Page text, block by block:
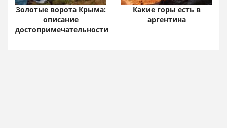
Золотые ворота Крыма:
описание
достопримечательности
Какие горы есть в
аргентина